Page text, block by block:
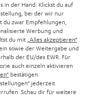
– Schwarz
in der Hand: Klickst du auf
bei der wir nur
zwar Empfehlungen,
Werbung und
du mit „Alles akzeptieren“.
sowie der Weitergabe und
der EU/des EWR. Für
auch einzeln aktivieren
bestätigen.
jederzeit
Schau dir für weitere